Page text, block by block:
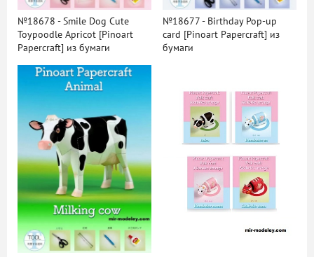
№18678 - Smile Dog Cute
Toypoodle Apricot [Pinoart
Papercraft] из бумаги
№18677 - Birthday Pop-up
card [Pinoart Papercraft] из
бумаги